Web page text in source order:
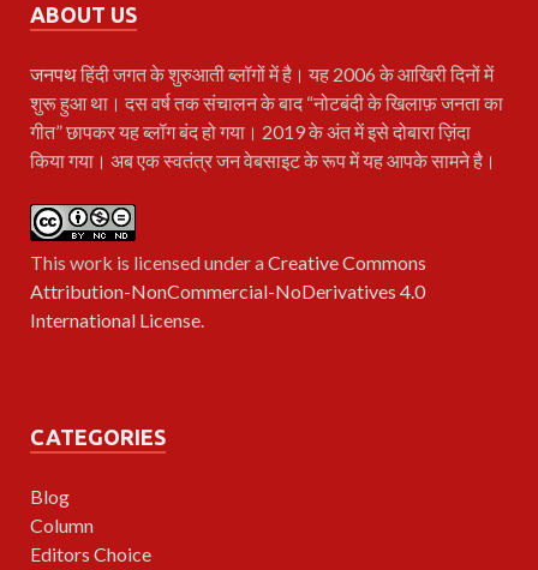
ABOUT US
जनपथहिंदी जगत के शुरुआती ब्लॉगों में है। यह 2006 के आखिरी दिनों में
शुरू हुआ था। दस वर्ष तक संचालन के बाद “नोटबंदी के खिलाफ़ जनता का
गीत” छापकर यह ब्लॉग बंद हो गया। 2019 के अंत में इसे दोबारा ज़िंदा
किया गया। अब एक स्वतंत्र जन वेबसाइट के रूप में यह आपके सामने है।
This work is licensed under aCreative Commons
Attribution-NonCommercial-NoDerivatives 4.0
International License.
CATEGORIES
Blog
Column
Editors Choice